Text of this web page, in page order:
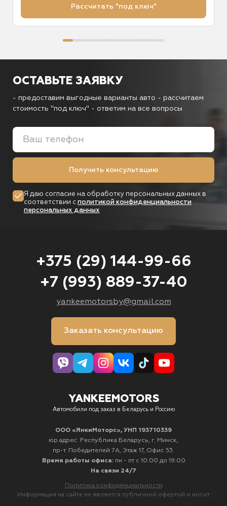
Рассчитать "под ключ"
ОСТАВЬТЕ ЗАЯВКУ
- предоставим выгодные варианты авто - рассчитаем
стоимость "под ключ" - ответим на все вопросы
Получить консультацию
Я даю согласие на обработку персональных данных в
соответствии с политикой конфиденциальности
персональных данных
+375 (29) 144-99-66
+7 (993) 889-37-40
yankeemotorsby@gmail.com
Заказать консультацию
YANKEEMOTORS
Автомобили под заказ в Беларусь и Россию
ООО «ЯнкиМоторс», УНП 193710339
юр.адрес: Республика Беларусь, г. Минск,
пр-т. Победителей 7А, Этаж 17, Офис 53.
Время работы офиса: пн - пт с 10:00 до 19:00
На связи 24/7
Политика конфиденциальности
Информация на сайте не является публичной офертой и носит